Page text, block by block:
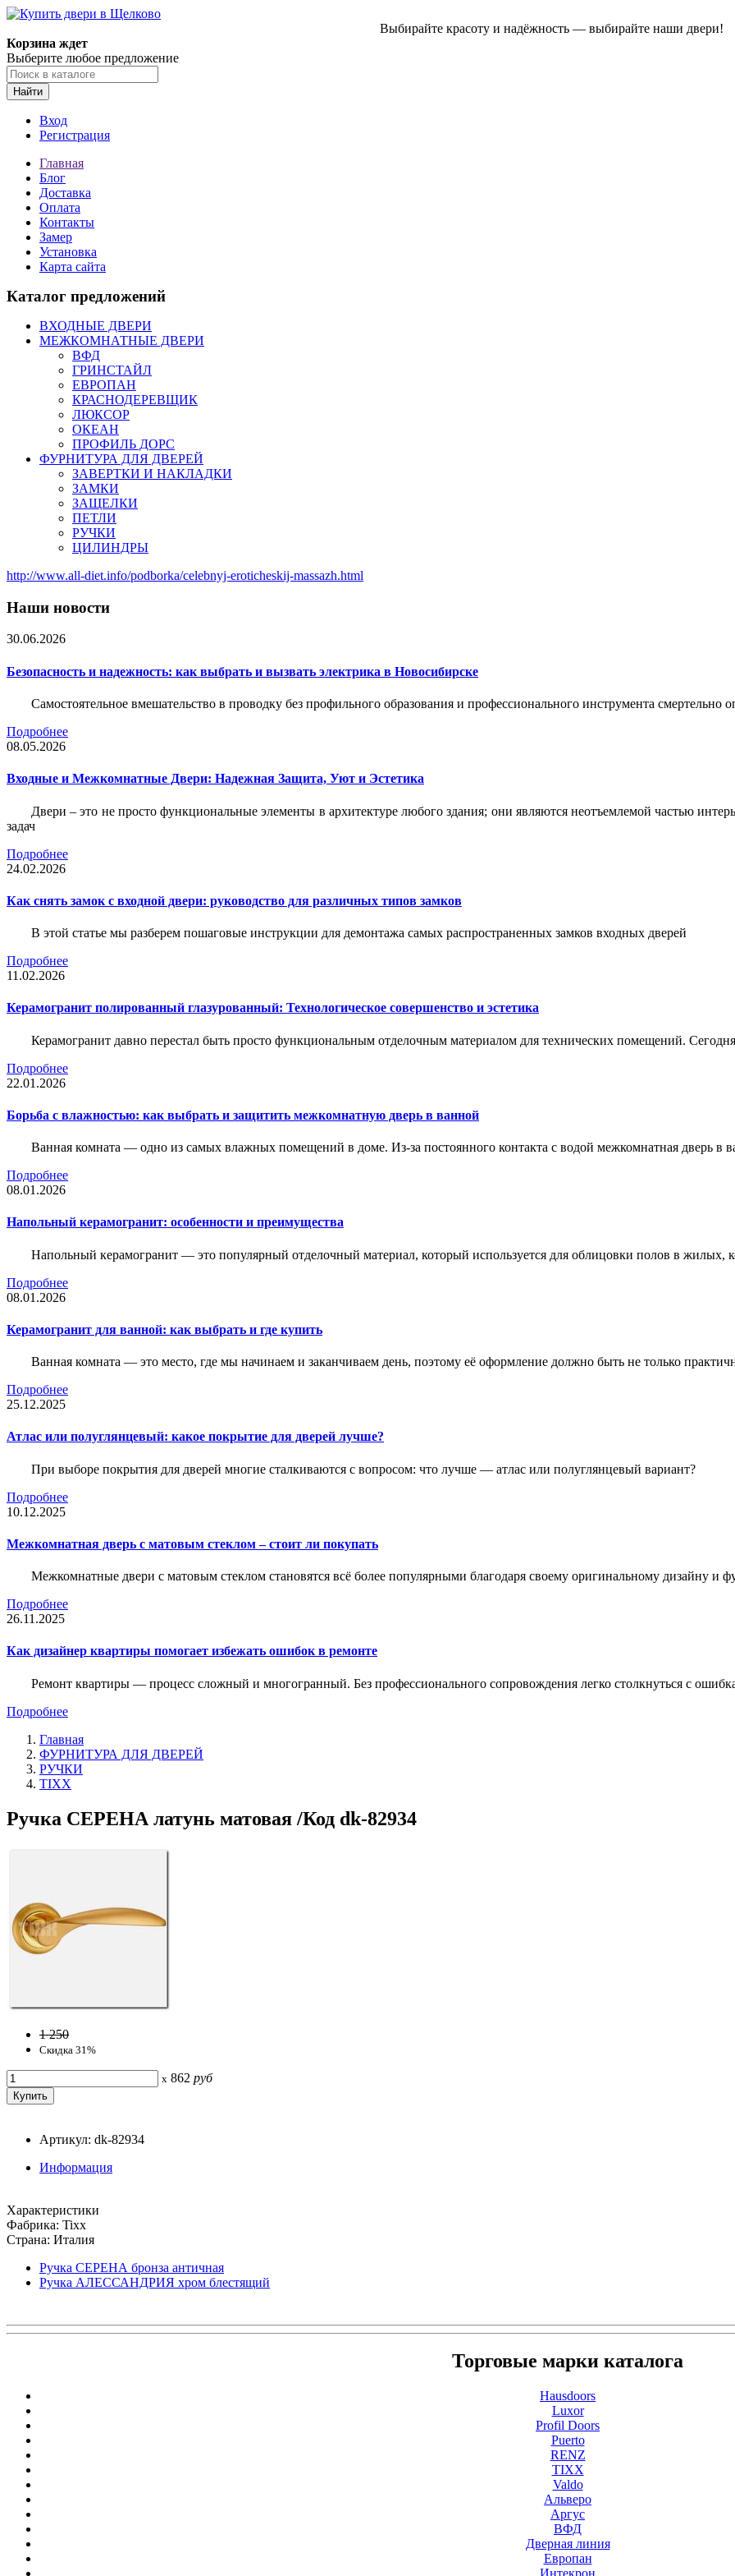
Выбирайте красоту и надёжность — выбирайте наши двери!
Корзина ждет
Выберите любое предложение
Найти
Вход
Регистрация
Главная
Блог
Доставка
Оплата
Контакты
Замер
Установка
Карта сайта
Каталог предложений
ВХОДНЫЕ ДВЕРИ
МЕЖКОМНАТНЫЕ ДВЕРИ
ВФД
ГРИНСТАЙЛ
ЕВРОПАН
КРАСНОДЕРЕВЩИК
ЛЮКСОР
ОКЕАН
ПРОФИЛЬ ДОРС
ФУРНИТУРА ДЛЯ ДВЕРЕЙ
ЗАВЕРТКИ И НАКЛАДКИ
ЗАМКИ
ЗАЩЕЛКИ
ПЕТЛИ
РУЧКИ
ЦИЛИНДРЫ
http://www.all-diet.info/podborka/celebnyj-eroticheskij-massazh.html
Наши новости
30.06.2026
Безопасность и надежность: как выбрать и вызвать электрика в Новосибирске
Самостоятельное вмешательство в проводку без профильного образования и профессионального инструмента смертельно
Подробнее
08.05.2026
Входные и Межкомнатные Двери: Надежная Защита, Уют и Эстетика
Двери – это не просто функциональные элементы в архитектуре любого здания; они являются неотъемлемой частью
задач
Подробнее
24.02.2026
Как снять замок с входной двери: руководство для различных типов замков
В этой статье мы разберем пошаговые инструкции для демонтажа самых распространенных замков входных дверей
Подробнее
11.02.2026
Керамогранит полированный глазурованный: Технологическое совершенство и эстетика
Керамогранит давно перестал быть просто функциональным отделочным материалом для технических помещений.
Подробнее
22.01.2026
Борьба с влажностью: как выбрать и защитить межкомнатную дверь в ванной
Ванная комната — одно из самых влажных помещений в доме. Из-за постоянного контакта с водой межкомнатная дверь в
Подробнее
08.01.2026
Напольный керамогранит: особенности и преимущества
Напольный керамогранит — это популярный отделочный материал, который используется для облицовки полов в
Подробнее
08.01.2026
Керамогранит для ванной: как выбрать и где купить
Ванная комната — это место, где мы начинаем и заканчиваем день, поэтому её оформление должно быть не только
Подробнее
25.12.2025
Атлас или полуглянцевый: какое покрытие для дверей лучше?
При выборе покрытия для дверей многие сталкиваются с вопросом: что лучше — атлас или полуглянцевый вариант?
Подробнее
10.12.2025
Межкомнатная дверь с матовым стеклом – стоит ли покупать
Межкомнатные двери с матовым стеклом становятся всё более популярными благодаря своему оригинальному дизайну и
Подробнее
26.11.2025
Как дизайнер квартиры помогает избежать ошибок в ремонте
Ремонт квартиры — процесс сложный и многогранный. Без профессионального сопровождения легко столкнуться с
Подробнее
Главная
ФУРНИТУРА ДЛЯ ДВЕРЕЙ
РУЧКИ
TIXX
Ручка СЕРЕНА латунь матовая /Код dk-82934
1 250
Скидка 31%
x 862 руб
Артикул: dk-82934
Информация
Характеристики
Фабрика: Tixx
Страна: Италия
Ручка СЕРЕНА бронза античная
Ручка АЛЕССАНДРИЯ хром блестящий
Торговые марки каталога
Hausdoors
Luxor
Profil Doors
Puerto
RENZ
TIXX
Valdo
Альверо
Аргус
ВФД
Дверная линия
Европан